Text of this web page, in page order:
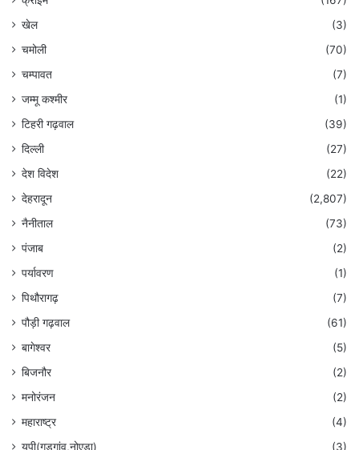
खेल
(3)
चमोली
(70)
चम्पावत
(7)
जम्मू कश्मीर
(1)
टिहरी गढ़वाल
(39)
दिल्ली
(27)
देश विदेश
(22)
देहरादून
(2,807)
नैनीताल
(73)
पंजाब
(2)
पर्यावरण
(1)
पिथौरागढ़
(7)
पौड़ी गढ़वाल
(61)
बागेश्वर
(5)
बिजनौर
(2)
मनोरंजन
(2)
महाराष्ट्र
(4)
यूपी(गुड़गांव,नोएडा)
(3)